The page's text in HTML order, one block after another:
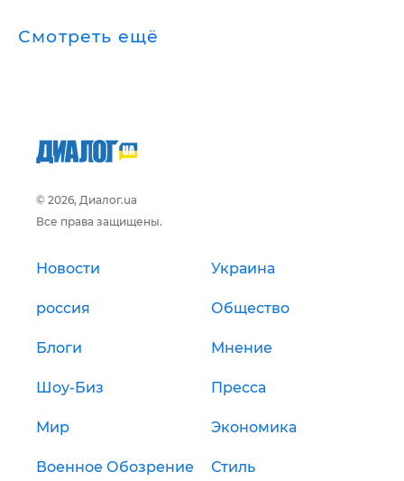
Смотреть ещё
© 2026, Диалог.ua
Все права защищены.
Новости Украина
россия Общество
Блоги Мнение
Шоу-Биз Пресса
Мир Экономика
Военное Обозрение Стиль